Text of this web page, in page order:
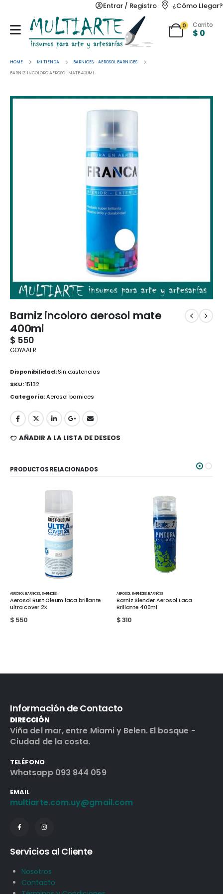
Entrar / Registro ¿Cómo Llegar?
0 Carrito
$ 0
HOME MI TIENDA BARNICES, AEROSOL BARNICES
BARNIZ INCOLORO AEROSOL MATE 400ML
Barniz incoloro aerosol mate
400ml
$ 550
GOYAAER
Disponibilidad:Sin existencias
SKU:15132
Categoría:Aerosol barnices
AÑADIR A LA LISTA DE DESEOS
PRODUCTOS RELACIONADOS
AEROSOL BARNICES,BARNICES
Aerosol Rust Oleum laca brillante
ultra cover 2X
$ 550
AEROSOL BARNICES,BARNICES
Barniz Slender Aerosol Laca
Brillante 400ml
$310
Información de Contacto
DIRECCIÓN
Viña del mar, entre Miami y Belen. El bosque -
Ciudad de la costa.
TELÉFONO
Whatsapp 093 844 059
EMAIL
multiarte.com.uy@gmail.com
Servicios al Cliente
Nosotros
Contacto